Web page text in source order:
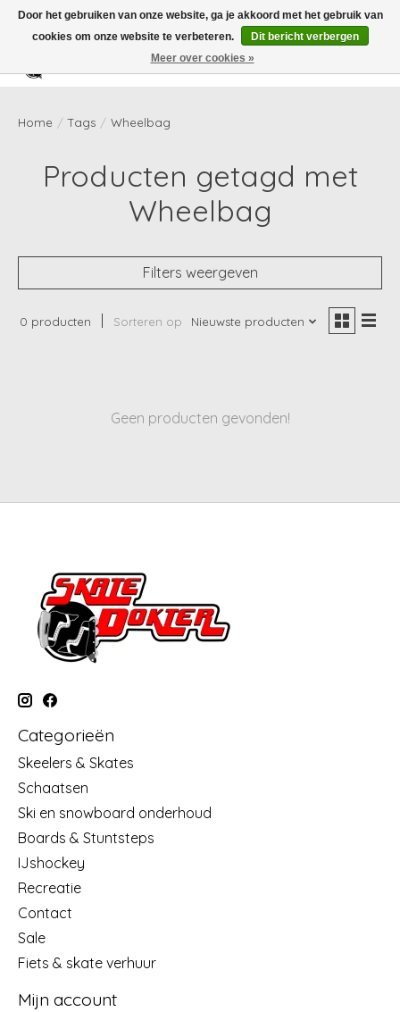
Verlanglijst
Home / Tags / Wheelbag
Producten getagd met
Wheelbag
Filters weergeven
0 producten Sorteren op Nieuwste producten
Geen producten gevonden!
Categorieën
Skeelers & Skates
Schaatsen
Ski en snowboard onderhoud
Boards & Stuntsteps
IJshockey
Recreatie
Contact
Sale
Fiets & skate verhuur
Mijn account
Door het gebruiken van onze website, ga je akkoord met het gebruik van
cookies om onze website te verbeteren.
Dit bericht verbergen
Meer over cookies »